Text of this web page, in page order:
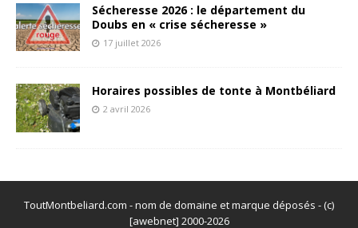
Sécheresse 2026 : le département du
Doubs en « crise sécheresse »
17 juillet 2026
Horaires possibles de tonte à Montbéliard
2 avril 2026
ToutMontbeliard.com - nom de domaine et marque déposés - (c)
[awebnet] 2000-2026